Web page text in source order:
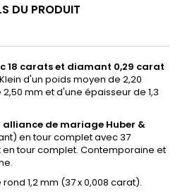
DU PRODUIT
18 carats et diamant 0,29 carat
d'un poids moyen de 2,20
mm et d'une épaisseur de 1,3
alliance de mariage Huber &
en tour complet avec 37
tour complet. Contemporaine et
1,2 mm (37 x 0,008 carat).